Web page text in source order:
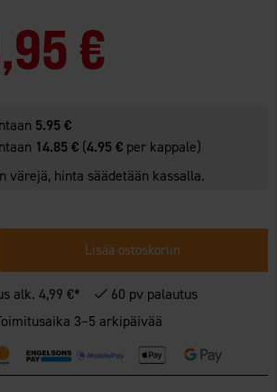
€
5.95 €
14.85 € (4.95 € per kappale)
värejä, hinta säädetään kassalla.
Lisää ostoskoriin
alk. 4,99 €*
60 pv palautus
3–5 arkipäivää